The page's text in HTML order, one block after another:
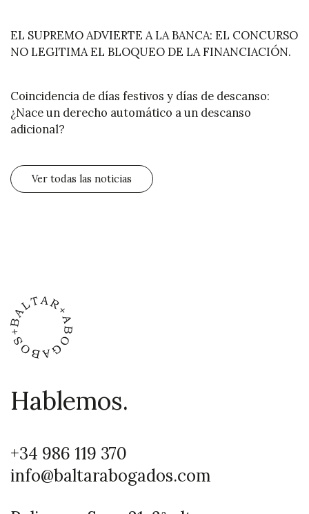
EL SUPREMO ADVIERTE A LA BANCA: EL CONCURSO
NO LEGITIMA EL BLOQUEO DE LA FINANCIACIÓN.
Coincidencia de días festivos y días de descanso:
¿Nace un derecho automático a un descanso
adicional?
Ver todas las noticias
Hablemos.
+34 986 119 370
info@baltarabogados.com